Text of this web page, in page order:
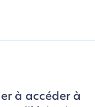
à accéder à